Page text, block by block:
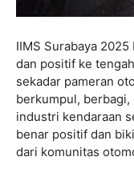
IIMS Surabaya
dan positif ke
sekadar pameran
berkumpul,
industri kendaraan
benar positif dan
dari komunitas